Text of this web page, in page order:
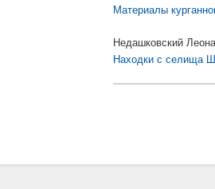
Материалы
Недашковский
Находки с селища